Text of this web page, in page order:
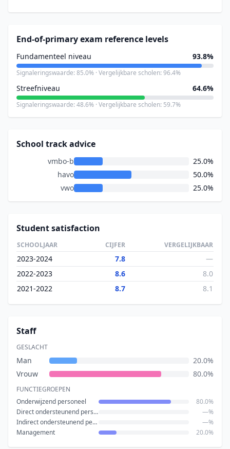
End-of-primary exam reference levels
Fundamenteel niveau 93.8%
Signaleringswaarde: 85.0% · Vergelijkbare scholen: 96.4%
Streefniveau 64.6%
Signaleringswaarde: 48.6% · Vergelijkbare scholen: 59.7%
School track advice
vmbo-b
25.0%
havo
50.0%
vwo
25.0%
Student satisfaction
SCHOOLJAAR CIJFER VERGELIJKBAAR
2023-2024 7.8
—
2022-2023
8.6
8.0
2021-2022
8.7 8.1
Staff
GESLACHT
Man
20.0%
Vrouw
80.0%
FUNCTIEGROEPEN
Onderwijzend personeel
80.0%
Direct ondersteunend personeel
—%
Indirect ondersteunend personeel
—%
Management
20.0%